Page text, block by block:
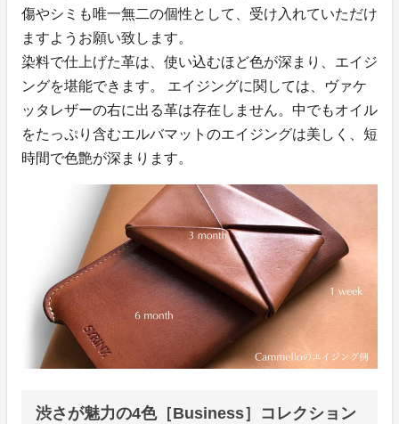
傷やシミも唯一無二の個性として、受け入れていただけ
ますようお願い致します。
染料で仕上げた革は、使い込むほど色が深まり、エイジ
ングを堪能できます。 エイジングに関しては、ヴァケ
ッタレザーの右に出る革は存在しません。中でもオイル
をたっぷり含むエルバマットのエイジングは美しく、短
時間で色艶が深まります。
渋さが魅力の4色［Business］コレクション